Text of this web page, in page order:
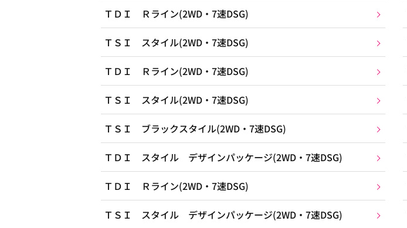
ＴＤＩ Ｒライン(2WD・7速DSG)
ＴＳＩ スタイル(2WD・7速DSG)
ＴＤＩ Ｒライン(2WD・7速DSG)
ＴＳＩ スタイル(2WD・7速DSG)
ＴＳＩ ブラックスタイル(2WD・7速DSG)
ＴＤＩ スタイル デザインパッケージ(2WD・7速DSG)
ＴＤＩ Ｒライン(2WD・7速DSG)
ＴＳＩ スタイル デザインパッケージ(2WD・7速DSG)